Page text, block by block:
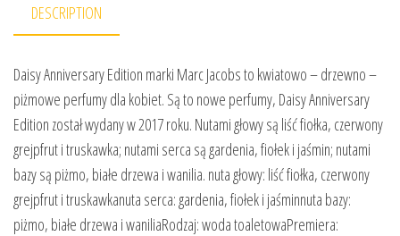
DESCRIPTION
Daisy Anniversary Edition marki Marc Jacobs to kwiatowo – drzewno –
piżmowe perfumy dla kobiet. Są to nowe perfumy, Daisy Anniversary
Edition został wydany w 2017 roku. Nutami głowy są liść fiołka, czerwony
grejpfrut i truskawka; nutami serca są gardenia, fiołek i jaśmin; nutami
bazy są piżmo, białe drzewa i wanilia. nuta głowy: liść fiołka, czerwony
grejpfrut i truskawkanuta serca: gardenia, fiołek i jaśminnuta bazy:
piżmo, białe drzewa i waniliaRodzaj: woda toaletowaPremiera: